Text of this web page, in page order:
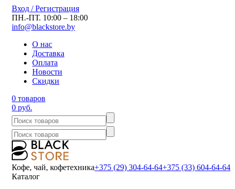
Вход / Регистрация
ПН.-ПТ. 10:00 – 18:00
info@blackstore.by
О нас
Доставка
Оплата
Новости
Скидки
0 товаров
0 руб.
Кофе, чай, кофетехника+375 (29) 304-64-64+375 (33) 604-64-64
Каталог